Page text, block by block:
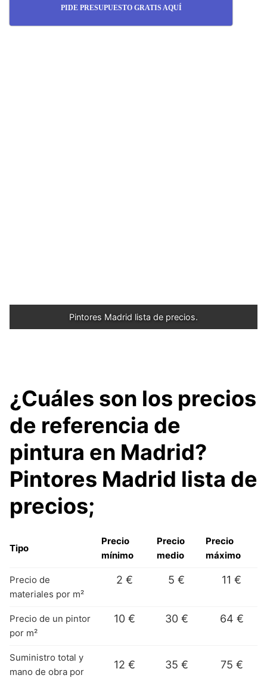
PIDE PRESUPUESTO GRATIS AQUÍ
Pintores Madrid lista de precios.
¿Cuáles son los precios
de referencia de
pintura en Madrid?
Pintores Madrid lista de
precios;
Tipo
Precio
mínimo
Precio
medio
Precio
máximo
Precio de
materiales por m²
2 € 5 € 11 €
Precio de un pintor
por m²
10 € 30 € 64 €
Suministro total y
mano de obra por
12 € 35 € 75 €